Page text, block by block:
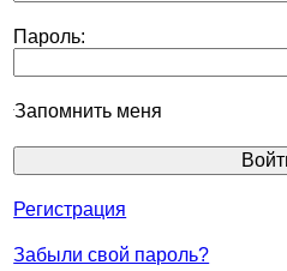
Пароль:
Запомнить меня
Регистрация
Забыли свой пароль?